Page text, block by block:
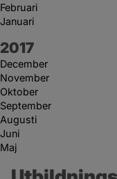
Februari
Januari
År:
2017
December
November
Oktober
September
Augusti
Juni
Maj